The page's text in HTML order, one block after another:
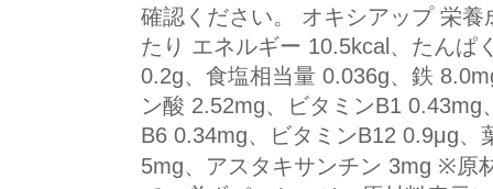
確認ください。 オキシアップ 栄
たり エネルギー 10.5kcal、たんぱ
0.2g、食塩相当量 0.036g、鉄
ン酸 2.52mg、ビタミンB1
B6 0.34mg、ビタミンB12 0.9μg
5mg、アスタキサンチン 3mg ※原